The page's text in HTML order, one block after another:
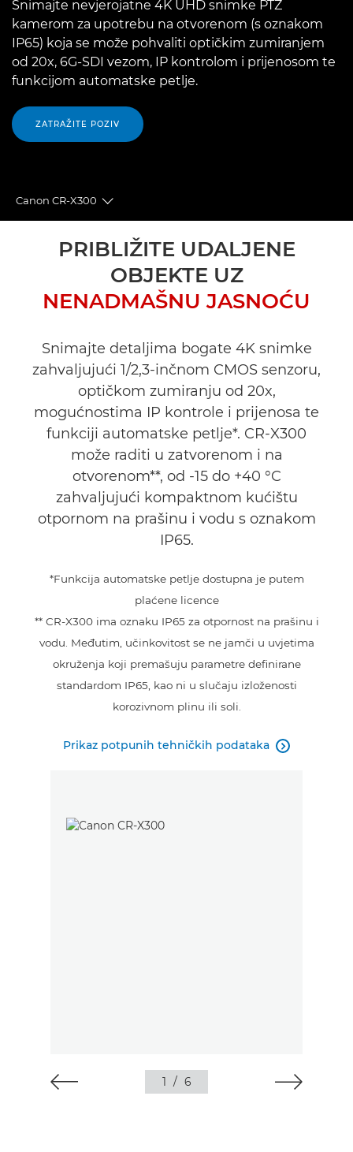
Snimajte nevjerojatne 4K UHD snimke PTZ
kamerom za upotrebu na otvorenom (s oznakom
IP65) koja se može pohvaliti optičkim zumiranjem
od 20x, 6G-SDI vezom, IP kontrolom i prijenosom te
funkcijom automatske petlje.
ZATRAŽITE POZIV
Canon CR-X300
Toggle breadcrumbs
PRIBLIŽITE UDALJENE
OBJEKTE UZ
NENADMAŠNU JASNOĆU
Snimajte detaljima bogate 4K snimke
zahvaljujući 1/2,3-inčnom CMOS senzoru,
optičkom zumiranju od 20x,
mogućnostima IP kontrole i prijenosa te
funkciji automatske petlje*. CR-X300
može raditi u zatvorenom i na
otvorenom**, od -15 do +40 °C
zahvaljujući kompaktnom kućištu
otpornom na prašinu i vodu s oznakom
IP65.
*Funkcija automatske petlje dostupna je putem
plaćene licence
** CR-X300 ima oznaku IP65 za otpornost na prašinu i
vodu. Međutim, učinkovitost se ne jamči u uvjetima
okruženja koji premašuju parametre definirane
standardom IP65, kao ni u slučaju izloženosti
korozivnom plinu ili soli.
Prikaz potpunih tehničkih podataka 
1 / 6